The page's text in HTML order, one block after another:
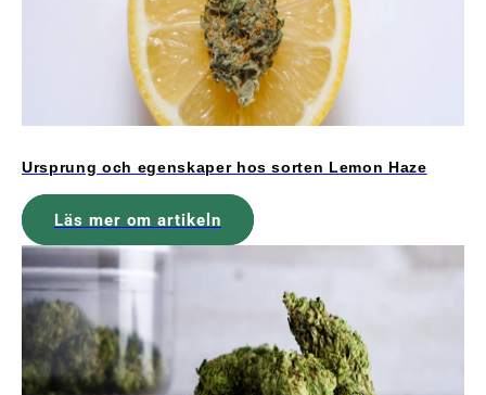
Ursprung och egenskaper hos sorten Lemon Haze
Läs mer om artikeln